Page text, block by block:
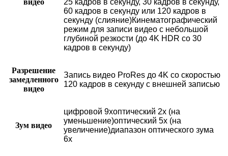
видео
25 кадров в секунду, 30 кадров в секунду,
60 кадров в секунду или 120 кадров в
секунду (слияние)Кинематографический
режим для записи видео с небольшой
глубиной резкости (до 4K HDR со 30
кадров в секунду)
Разрешение
замедленного
видео
Запись видео ProRes до 4K со скоростью
120 кадров в секунду с внешней записью
Зум видео
цифровой 9хоптический 2x (на
уменьшение)оптический 5x (на
увеличение)диапазон оптического зума
6x